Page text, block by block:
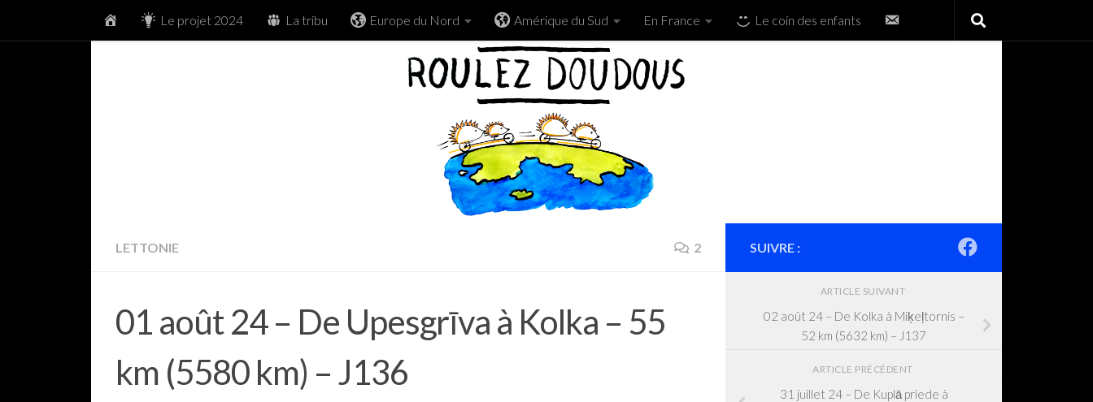
Skip to content Accueil Le projet 2024 La tribu Europe du Nord Amérique du Sud En France Le coin des enfants
Contactez-
LETTONIE 2
01 août 24 – De Upesgrīva à Kolka – 55
km (5580 km) – J136
SUIVRE :
ARTICLE SUIVANT
02 août 24 – De Kolka à Miķeļtornis –
52 km (5632 km) – J137
ARTICLE PRÉCÉDENT
31 juillet 24 – De Kuplā priede à